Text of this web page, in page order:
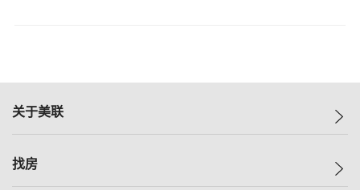
关于美联
美联集团
找房